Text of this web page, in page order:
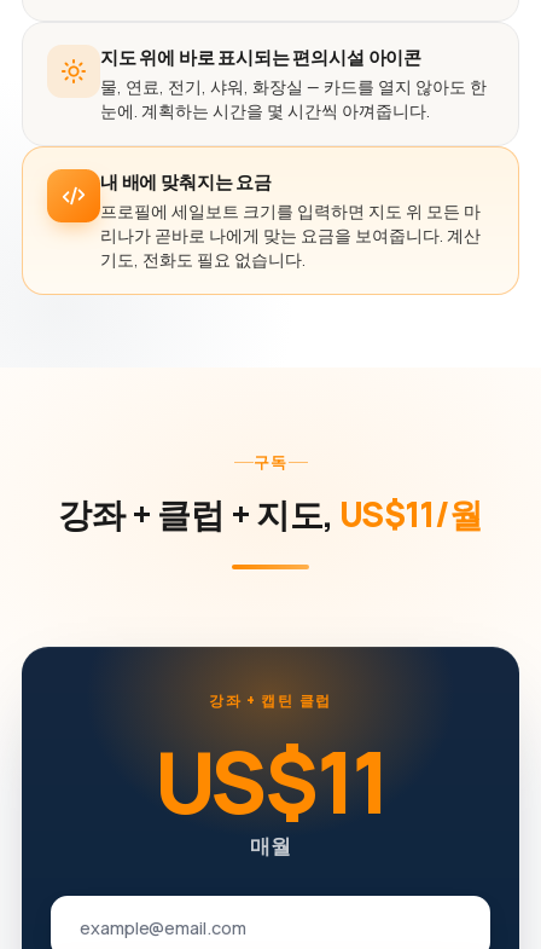
지도 위에 바로 표시되는 편의시설 아이콘
물, 연료, 전기, 샤워, 화장실 — 카드를 열지 않아도 한
눈에. 계획하는 시간을 몇 시간씩 아껴줍니다.
내 배에 맞춰지는 요금
프로필에 세일보트 크기를 입력하면 지도 위 모든 마
리나가 곧바로 나에게 맞는 요금을 보여줍니다. 계산
기도, 전화도 필요 없습니다.
구독
강좌 + 클럽 + 지도, US$11/월
강좌 + 캡틴 클럽
US$11
매월